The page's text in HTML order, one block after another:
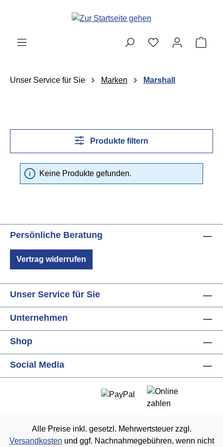
Zum Hauptinhalt springen
Unser Service für Sie Marken Marshall
Produkte filtern
Keine Produkte gefunden.
Persönliche Beratung
Vertrag widerrufen
Unser Service für Sie
Unternehmen
Shop
Social Media
Alle Preise inkl. gesetzl. Mehrwertsteuer zzgl.
Versandkosten und ggf. Nachnahmegebühren, wenn nicht